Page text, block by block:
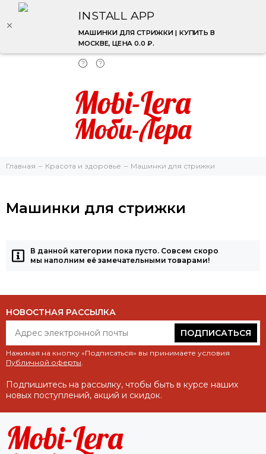
INSTALL APP
МАШИНКИ ДЛЯ СТРИЖКИ | КУПИТЬ В
МОСКВЕ, ЦЕНА 0.0 ₽.
Главная Красота и здоровье Машинки для стрижки
Машинки для стрижки
В данной категории пока пусто. Совсем скоро
мы наполним её замечательными товарами!
НОВОСТНАЯ РАССЫЛКА
ПОДПИСАТЬСЯ
Нажимая на кнопку «Подписаться» вы принимаете условия
Публичной оферты.
Подпишитесь на рассылку, чтобы быть в курсе наших
новых поступлений, акций и скидок.